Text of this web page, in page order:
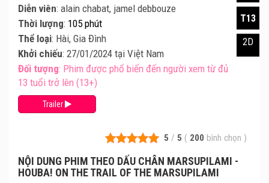
5 / 5 ( 200 bình chọn )
NỘI DUNG PHIM THEO DẤU CHÂN MARSUPILAMI -
HOUBA! ON THE TRAIL OF THE MARSUPILAMI
Diễn viên: alain chabat, jamel debbouze
Thời lượng: 105 phút
Thể loại: Hài, Gia Đình
Khởi chiếu: 27/01/2024 tại Việt Nam
Đối tượng: Phim được phổ biến đến người xem từ đủ
13 tuổi trở lên (13+)
Trailer
T13
2D